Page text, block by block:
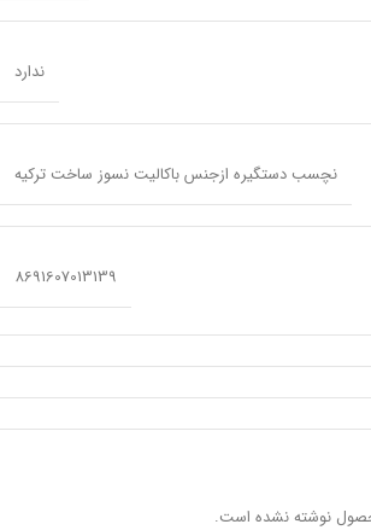
ندارد
نچسب دستگیره ازجنس باکالیت نسوز ساخت ترکیه
8691607013139
نوشته نشده است.